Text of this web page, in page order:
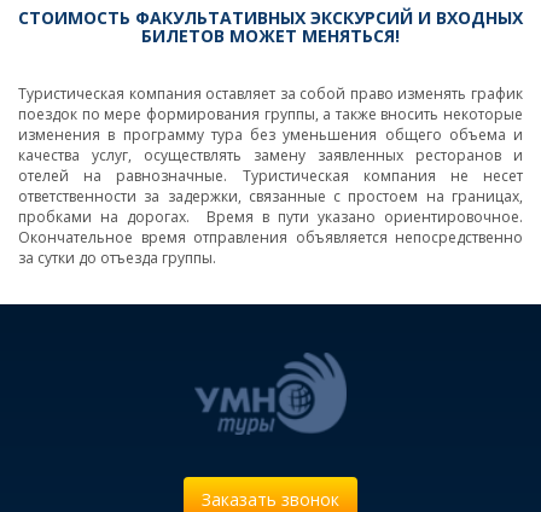
СТОИМОСТЬ ФАКУЛЬТАТИВНЫХ ЭКСКУРСИЙ И ВХОДНЫХ
БИЛЕТОВ МОЖЕТ МЕНЯТЬСЯ!
Туристическая компания оставляет за собой право изменять график
поездок по мере формирования группы, а также вносить некоторые
изменения в программу тура без уменьшения общего объема и
качества услуг, осуществлять замену заявленных ресторанов и
отелей на равнозначные. Туристическая компания не несет
ответственности за задержки, связанные с простоем на границах,
пробками на дорогах. Время в пути указано ориентировочное.
Окончательное время отправления объявляется непосредственно
за сутки до отъезда группы.
Заказать звонок